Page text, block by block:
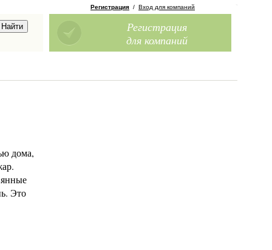
Регистрация / Вход для компаний
Регистрация
для компаний
дома,
Это